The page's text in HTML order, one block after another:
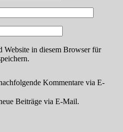
Website in diesem Browser für
Kommentare via E-
Beiträge via E-Mail.